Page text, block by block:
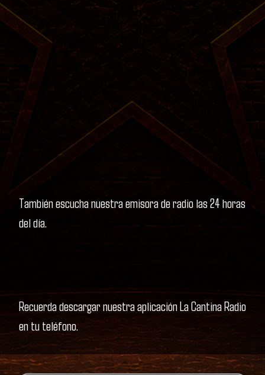
También escucha nuestra emisora de radio las 24 horas
del día.
Recuerda descargar nuestra aplicación La Cantina Radio
en tu teléfono.